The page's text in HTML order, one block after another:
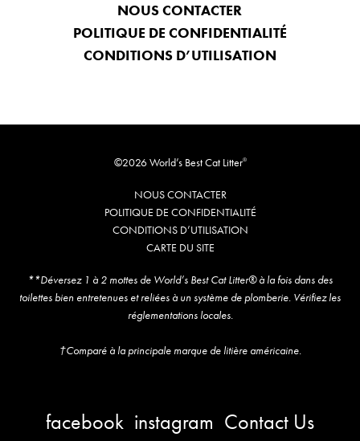
NOUS CONTACTER
POLITIQUE DE CONFIDENTIALITÉ
CONDITIONS D’UTILISATION
©2026 World’s Best Cat Litter®
NOUS CONTACTER
POLITIQUE DE CONFIDENTIALITÉ
CONDITIONS D’UTILISATION
CARTE DU SITE
**Déversez 1 à 2 mottes de World’s Best Cat Litter® à la fois dans des
toilettes bien entretenues et reliées à un système de plomberie. Vérifiez les
réglementations locales.
†Comparé à la principale marque de litière américaine.
facebook instagram Contact Us